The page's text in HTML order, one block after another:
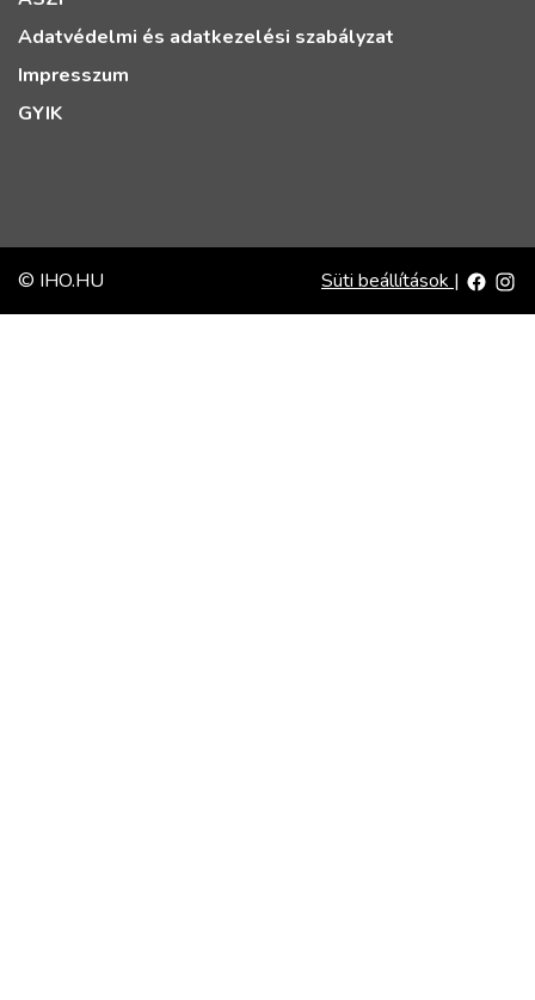
Adatvédelmi és adatkezelési szabályzat
Impresszum
GYIK
© IHO.HU Süti beállítások |